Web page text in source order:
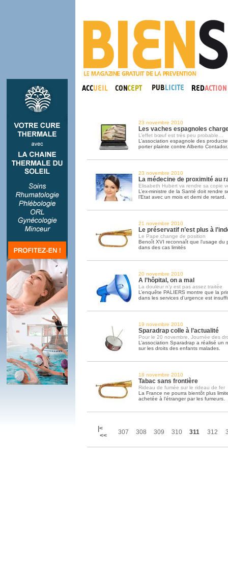
23 novembre 2010
Les vaches espagnoles
L’effet bœuf est très peu probable…
L’association espagnole des
porter plainte contre Alberto Contador.
23 novembre 2010
La médecine de proximité au
Elisabeth Hubert va rendre sa copie
L’ex-ministre de la Santé doit rendre
l’Etat avec un mois et demi de retard.
21 novembre 2010
Le préservatif n’est plus à
Le Pape change de position
Benoît XVI reconnaît que l’usage du
dans des cas limités
20 novembre 2010
A l’hôpital, on a mal
La douleur n’y est pas assez traitée
L’enquête PALIERS montre que la
dans les services d’urgence est
19 novembre 2010
Sparadrap colle à l’actualité
Pour le 20 novembre, Journée des
L’association Sparadrap a réalisé un
sur les droits des enfants malades.
18 novembre 2010
Tabac sans frontière
Rideau de fumée sur le rideau de fer
La France ne pourra bientôt plus
achetée à l’étranger par les fumeurs.
|<
<<
307 308 309 310 311 312